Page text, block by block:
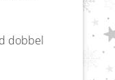
dobbel